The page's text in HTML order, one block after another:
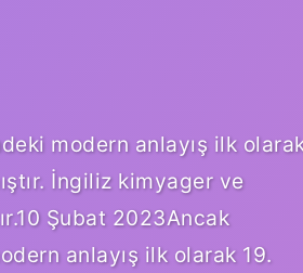
modern anlayış ilk
İngiliz kimyager ve
Şubat 2023Ancak
anlayış ilk olarak 19.